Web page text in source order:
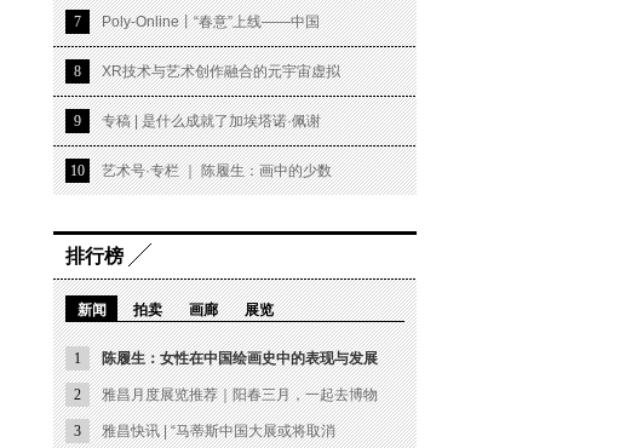
7 Poly-Online丨“春意”上线——中国
8 XR技术与艺术创作融合的元宇宙虚拟
9 专稿 | 是什么成就了加埃塔诺·佩谢
10 艺术号·专栏 ｜ 陈履生：画中的少数
排行榜
新闻 拍卖 画廊 展览
1 陈履生：女性在中国绘画史中的表现与发展
2 雅昌月度展览推荐｜阳春三月，一起去博物
3 雅昌快讯 | “马蒂斯中国大展或将取消